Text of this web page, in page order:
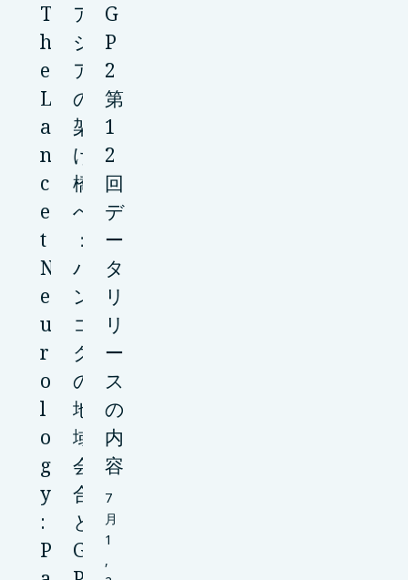
T
h
e
L
a
n
c
e
t
N
e
u
r
o
l
o
g
y
:
P
ア
ジ
ア
の
架
け
橋
へ
：
バ
ン
コ
ク
の
地
域
会
合
と
G
G
P
2
第
1
2
回
デ
ー
タ
リ
リ
ー
ス
の
内
容
7
月
1
,